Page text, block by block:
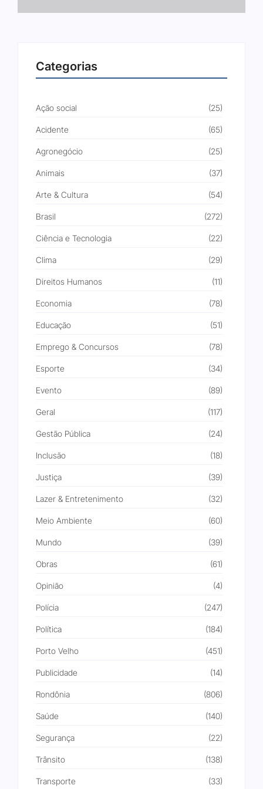
Categorias
Ação social (25)
Acidente (65)
Agronegócio (25)
Animais (37)
Arte & Cultura (54)
Brasil (272)
Ciência e Tecnologia (22)
Clima (29)
Direitos Humanos (11)
Economia (78)
Educação (51)
Emprego & Concursos (78)
Esporte (34)
Evento (89)
Geral (117)
Gestão Pública (24)
Inclusão (18)
Justiça (39)
Lazer & Entretenimento (32)
Meio Ambiente (60)
Mundo (39)
Obras (61)
Opinião (4)
Polícia (247)
Política (184)
Porto Velho (451)
Publicidade (14)
Rondônia (806)
Saúde (140)
Segurança (22)
Trânsito (138)
Transporte (33)